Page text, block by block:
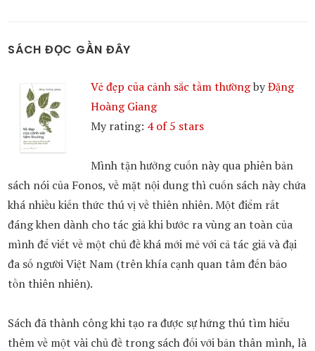
SÁCH ĐỌC GẦN ĐÂY
Vẻ đẹp của cảnh sắc tầm thườngbyĐặng
Hoàng Giang
My rating: 4 of 5 stars
Mình tận hưởng cuốn này qua phiên bản
sách nói của Fonos, về mặt nội dung thì cuốn sách này chứa
khá nhiều kiến thức thú vị về thiên nhiên. Một điểm rất
đáng khen dành cho tác giả khi bước ra vùng an toàn của
mình để viết về một chủ đề khá mới mẻ với cả tác giả và đại
đa số người Việt Nam (trên khía cạnh quan tâm đến bảo
tồn thiên nhiên).
Sách đã thành công khi tạo ra được sự hứng thú tìm hiểu
thêm về một vài chủ đề trong sách đối với bản thân mình, là